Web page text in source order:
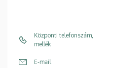
Központi telefonszám,
mellék
E-mail